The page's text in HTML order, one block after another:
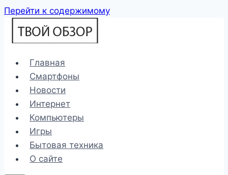
Перейти к содержимому
Главная
Смартфоны
Новости
Интернет
Компьютеры
Игры
Бытовая техника
О сайте